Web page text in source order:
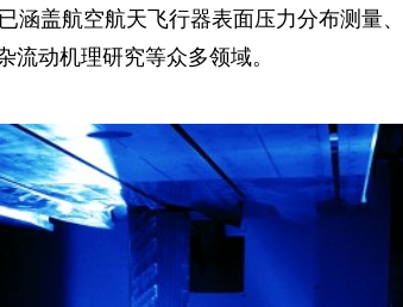
涵盖航空航天飞行器表面压力分布测量
动机理研究等众多领域。